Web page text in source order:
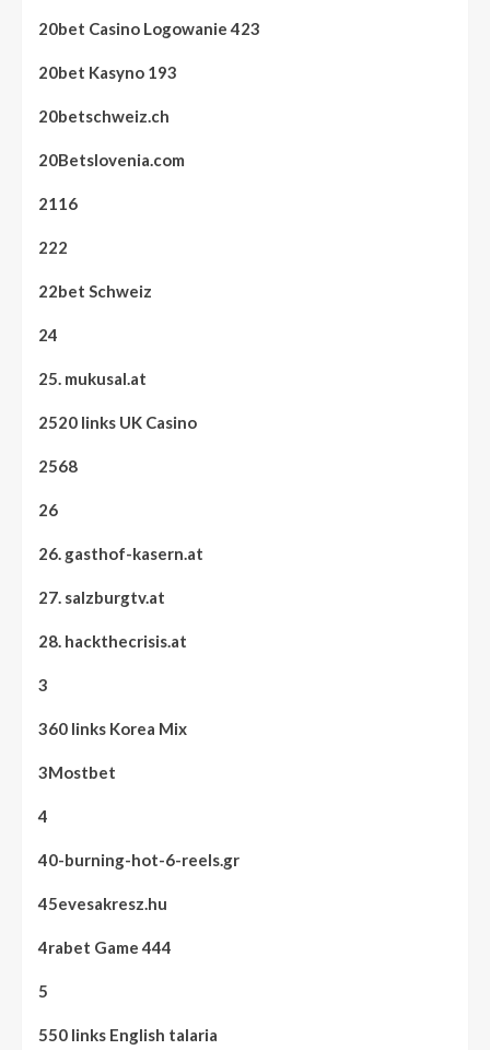
20bet Casino Logowanie 423
20bet Kasyno 193
20betschweiz.ch
20Betslovenia.com
2116
222
22bet Schweiz
24
25. mukusal.at
2520 links UK Casino
2568
26
26. gasthof-kasern.at
27. salzburgtv.at
28. hackthecrisis.at
3
360 links Korea Mix
3Mostbet
4
40-burning-hot-6-reels.gr
45evesakresz.hu
4rabet Game 444
5
550 links English talaria